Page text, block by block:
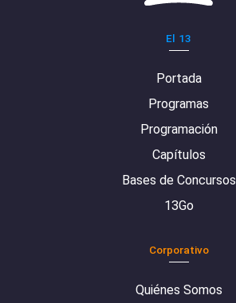
El 13
Portada
Programas
Programación
Capítulos
Bases de Concursos
13Go
Corporativo
Quiénes Somos